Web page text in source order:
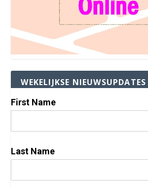
WEKELIJKSE NIEUWSUPDATES
First Name
Last Name